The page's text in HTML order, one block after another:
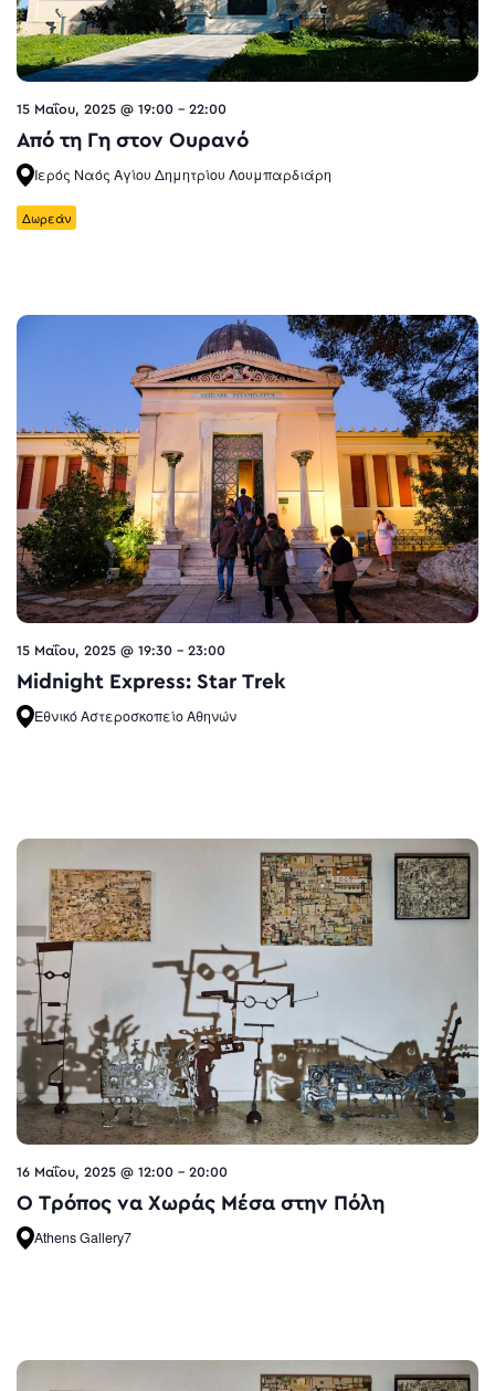
15 Μαΐου, 2025 @ 19:00 - 22:00
Από τη Γη στον Ουρανό
Ιερός Ναός Αγίου Δημητρίου Λουμπαρδιάρη
Δωρεάν
15 Μαΐου, 2025 @ 19:30 - 23:00
Midnight Express: Star Trek
Εθνικό Αστεροσκοπείο Αθηνών
16 Μαΐου, 2025 @ 12:00 - 20:00
O Τρόπος να Χωράς Μέσα στην Πόλη
Athens Gallery7